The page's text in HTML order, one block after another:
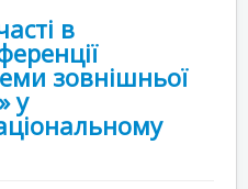
в
зовнішньої
у